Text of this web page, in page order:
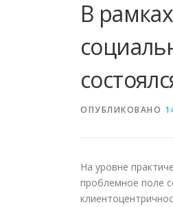
В
ОПУБЛИКОВАНО
На уровне
проблемное поле